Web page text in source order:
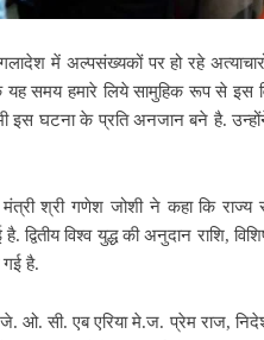
में अल्पसंख्यकों पर हो रहे
समय हमारे लिये सामुहिक रूप से इस
इस घटना के प्रति अनजान बने है.
श्री गणेश जोशी ने कहा कि
द्वितीय विश्व युद्ध की अनुदान राशि,
गई है.
ओ. सी. एब एरिया मे.ज. प्रेम राज,